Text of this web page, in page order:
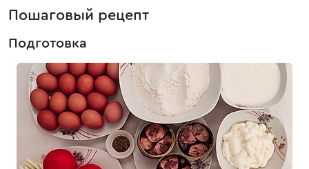
Пошаговый рецепт
Подготовка